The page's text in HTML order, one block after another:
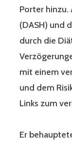
Porter hinzu.
(DASH) und
durch die
mit einem
und dem
Links zum
Er